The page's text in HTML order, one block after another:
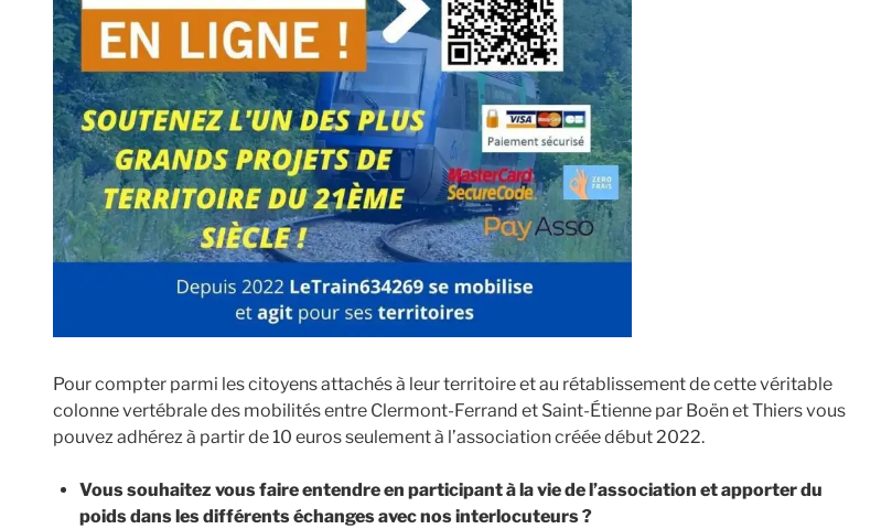
Pour compter parmi les citoyens attachés à leur territoire et au rétablissement de cette véritable
colonne vertébrale des mobilités entre Clermont-Ferrand et Saint-Étienne par Boën et Thiers vous
pouvez adhérez à partir de 10 euros seulement à l’association créée début 2022.
Vous souhaitez vous faire entendre en participant à la vie de l’association et apporter du
poids dans les différents échanges avec nos interlocuteurs ?